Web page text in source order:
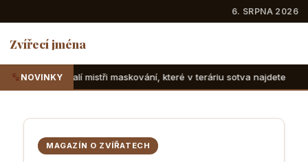
6. SRPNA 2026
Zvířecí jména
NOVINKY
maskování, které v teráriu sotva najdete Suchozemské
MAGAZÍN O ZVÍŘATECH